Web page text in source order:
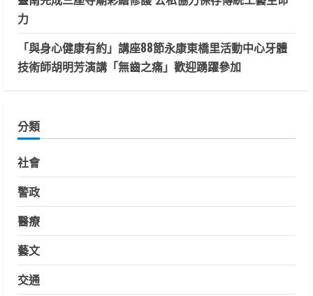
力
「與身心健康有約」講座88節永康東橋里活動中心牙體
技術師胡明芳演講「無齒之痛」歡迎踴躍參加
分類
社會
警政
醫療
藝文
交通